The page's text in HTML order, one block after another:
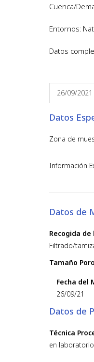
Cuenca/
Entornos:
Datos
26/09/2021
Datos
Zona de
Información
Datos de
Recogida
Filtrado/
Tamaño Poro
Fecha del
26/09/21
Datos de
Técnica
en laboratorio